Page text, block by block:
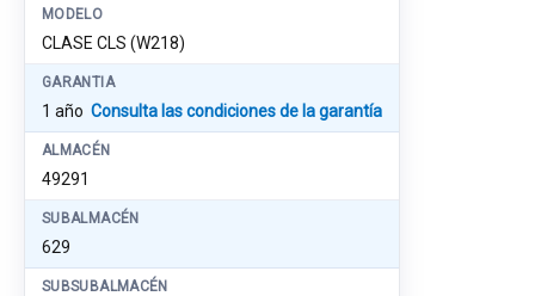
MODELO
CLASE CLS (W218)
GARANTIA
1 año Consulta las condiciones de la garantía
ALMACÉN
49291
SUBALMACÉN
629
SUBSUBALMACÉN